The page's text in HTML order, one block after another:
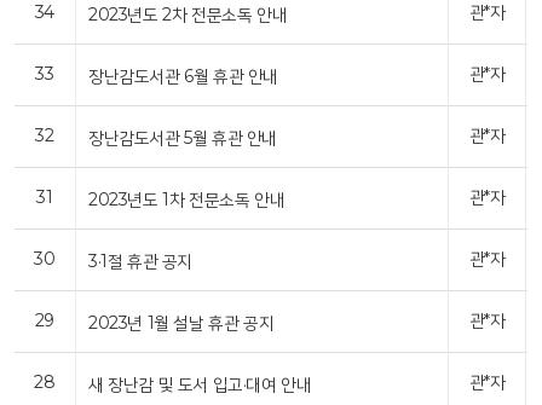
34 2023년도 2차 전문소독 안내 관*자
33 장난감도서관 6월 휴관 안내 관*자
32 장난감도서관 5월 휴관 안내 관*자
31 2023년도 1차 전문소독 안내 관*자
30 3·1절 휴관 공지 관*자
29 2023년 1월 설날 휴관 공지 관*자
28 새 장난감 및 도서 입고·대여 안내 관*자